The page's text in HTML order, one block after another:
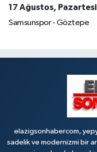
17 Ağustos, Pazartesi
Samsunspor - Göztepe
elazigsonhabercom,
sadelik ve modernizmi bir